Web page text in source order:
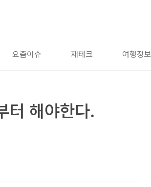
요즘이슈 재테크 여행정보
터 해야한다.